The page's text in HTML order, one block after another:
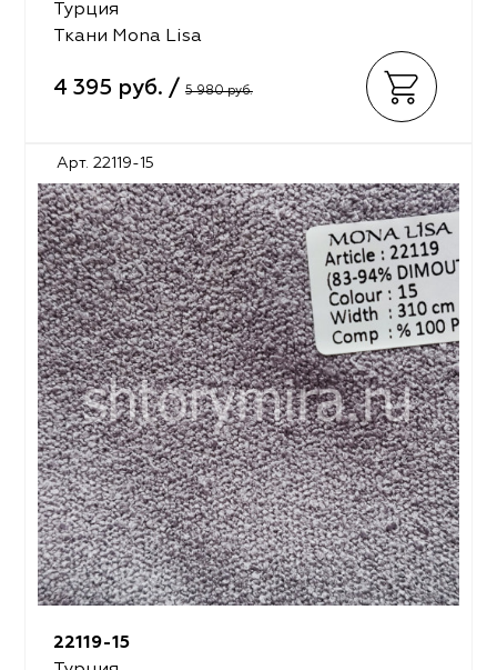
Турция
Ткани Mona Lisa
4 395 руб. / 5 980 руб.
Арт. 22119-15
22119-15